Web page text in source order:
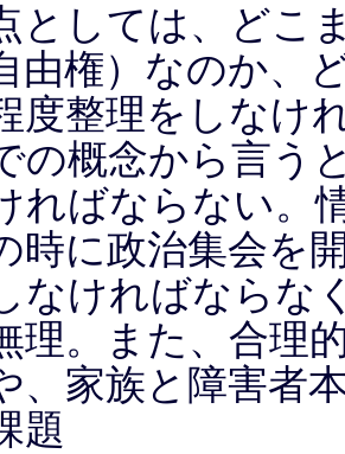
としては、どこ
由権）なのか、
度整理をしなけ
の概念から言う
ればならない。
時に政治集会を
なければならな
理。また、合理
、家族と障害者
題